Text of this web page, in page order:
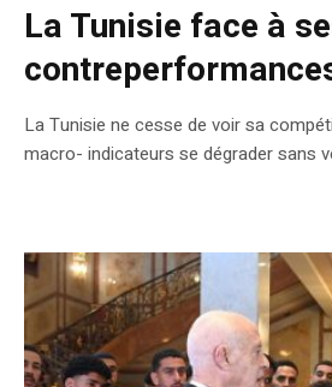
La Tunisie face à
La Tunisie ne cesse de voir sa
macro- indicateurs se dégrader sans